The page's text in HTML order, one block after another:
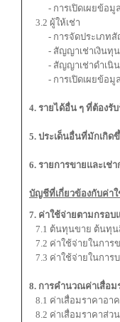
- การเปิดเผยข้อมูล
3.2 ผู้ให้เช่า
- การจัดประเภทสั
- สัญญาเช่าเงินทุน
- สัญญาเช่าดำเนินง
- การเปิดเผยข้อมูล
4. รายได้อื่น ๆ ที่ต้องรั
5. ประเด็นอื่นที่มักเกิด
6. รายการขายและเช่
บัญชีที่เกี่ยวข้องกับค่า
7. ค่าใช้จ่ายตามกรอบ
7.1 ต้นทุนขาย ต้นทุน
7.2 ค่าใช้จ่ายในกา
7.3 ค่าใช้จ่ายในกา
8. การคำนวณค่าเสื่อม
8.1 ค่าเสื่อมราคาอ
8.2 ค่าเสื่อมราคาส่ว